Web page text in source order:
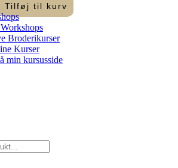
Tilføj til kurv
Broderikurser
Kurser
min kursusside